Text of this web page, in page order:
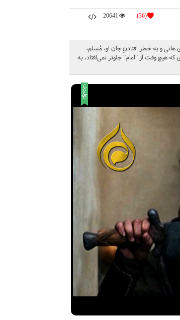
و به خطر افتادنِ جان او، مُسلم،
هیچ وقت از "امام" جلوتر نمی‌افتاد، به
(36)
20641